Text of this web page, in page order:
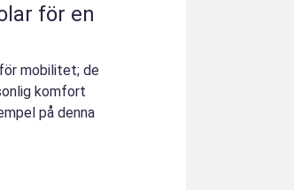
för en
mobilitet; de
komfort
på denna